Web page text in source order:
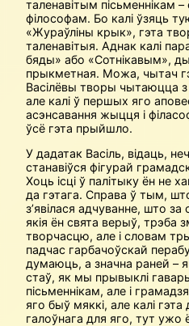
таленавітым пісьменнікам
філософам. Бо калі ўзяць
«Жураўліны крык», гэта
таленавітыя. Аднак калі
бяды» або «Сотнікавым»,
прыкметная. Можа, чытач
Васілёвы творы чытаюцца
але калі ў першых яго
асэнсавання жыцця і
ўсё гэта прыйшло.
У дадатак Васіль, відаць,
станавіўся фігурай
Хоць ісці ў палітыку ён не
да гэтага. Справа ў тым,
з’явілася адчуванне, што
якія ён свята верыў, трэба
творчасцю, але і словам
падчас гарбачоўскай
думаюць, а значна раней –
стаў, як мы прывыклі
пісьменнікам, але і
яго быў мяккі, але калі
галоўнага для яго, тут